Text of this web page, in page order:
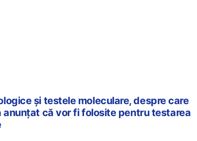
și testele moleculare, despre care
anunțat că vor fi folosite pentru testarea